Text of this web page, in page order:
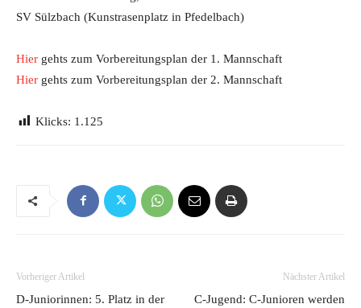
SV Sülzbach (Kunstrasenplatz in Pfedelbach)
Hier gehts zum Vorbereitungsplan der 1. Mannschaft
Hier gehts zum Vorbereitungsplan der 2. Mannschaft
Klicks: 1.125
Vorheriger Artikel
D-Juniorinnen: 5. Platz in der
Nächster Artikel
C-Jugend: C-Junioren werden